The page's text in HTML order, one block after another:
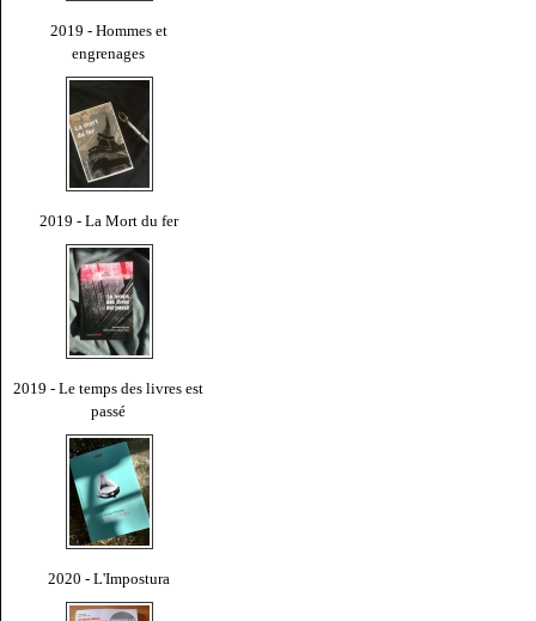
2019 - Hommes et
engrenages
2019 - La Mort du fer
2019 - Le temps des livres est
passé
2020 - L'Impostura